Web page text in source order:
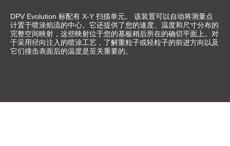
DPV Evolution 标配有 X-Y 扫描单元。 该装置可以自动将测量点
计置于喷涂焰流的中心。它还提供了您的速度、温度和尺寸分布的
完整空间映射，这些映射位于您的基板稍后所在的确切平面上。对
于采用径向注入的喷涂工艺，了解重粒子或轻粒子的前进方向以及
它们撞击表面后的温度是至关重要的。